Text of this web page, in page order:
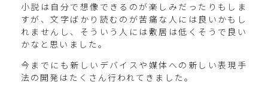
小説は自分で想像できるのが楽しみだったりもしま
すが、文字ばかり読むのが苦痛な人には良いかもし
れませんし、そういう人には敷居は低くそうで良い
かなと思いました。
今までにも新しいデバイスや媒体への新しい表現手
法の開発はたくさん行われてきました。